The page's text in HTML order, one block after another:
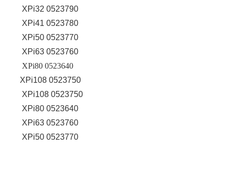
XPi32 0523790
XPi41 0523780
XPi50 0523770
XPi63 0523760
XPi80 0523640
XPi108 0523750
XPi108 0523750
XPi80 0523640
XPi63 0523760
XPi50 0523770